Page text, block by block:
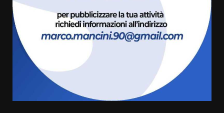
8 Agosto 2026 07:30
Politiche Giovanili e Mobilità
Sostenibile: premiati gli studenti
universitari del bando “La strada
giusta”